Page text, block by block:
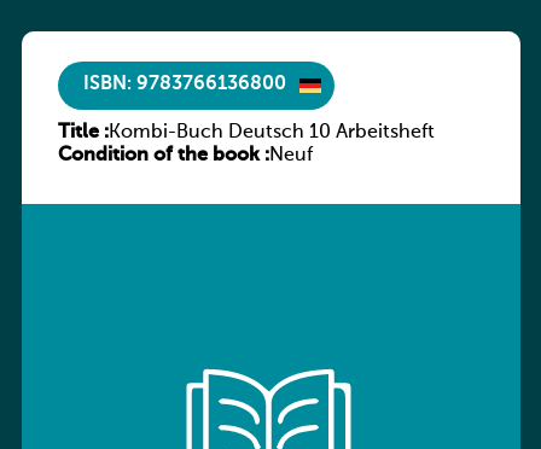
ISBN: 9783766136800
Title :Kombi-Buch Deutsch 10 Arbeitsheft
Condition of the book :Neuf